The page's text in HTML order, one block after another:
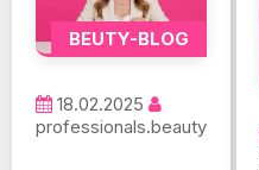
BEUTY-BLOG
18.02.2025
professionals.beauty